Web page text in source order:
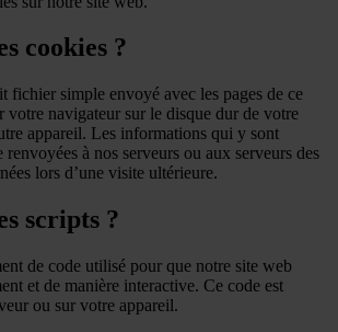
cookies ?
fichier simple envoyé avec les pages de ce
votre navigateur sur le disque dur de votre
appareil. Les informations qui y sont
renvoyées à nos serveurs ou aux serveurs des
lors d’une visite ultérieure.
scripts ?
de code utilisé pour que notre site web
et de manière interactive. Ce code est
ou sur votre appareil.